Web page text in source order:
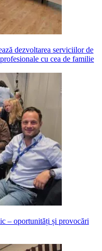
dezvoltarea serviciilor de
cu cea de familie
– oportunități și provocări